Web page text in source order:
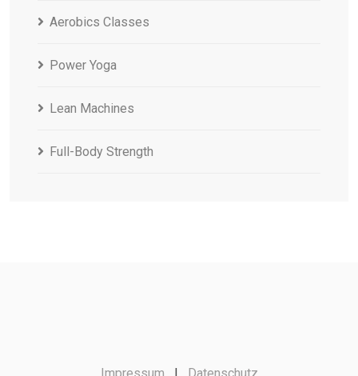
Aerobics Classes
Power Yoga
Lean Machines
Full-Body Strength